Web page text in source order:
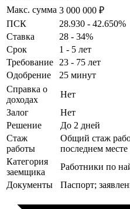
Макс. сумма 3 000 000 ₽
ПСК
28.930 - 42.650%
Ставка
28 - 34%
Срок
1 - 5 лет
Требование
23 - 75 лет
Одобрение
25 минут
Справка о
доходах
Нет
Залог
Нет
Решение
До 2 дней
Стаж
работы
Общий стаж
последнем
Категория
заемщика
Работники по
Документы
Паспорт;